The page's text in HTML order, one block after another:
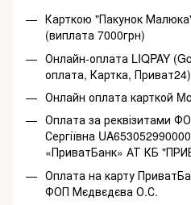
Карткою "Пакунок
(виплата 7000грн)
Онлайн-оплата LIQPAY
оплата, Картка, Приват24)
Онлайн оплата карткой
Оплата за реквізитами
Сергіївна
«ПриватБанк» АТ КБ
Оплата на карту
ФОП Мєдвєдєва О.С.